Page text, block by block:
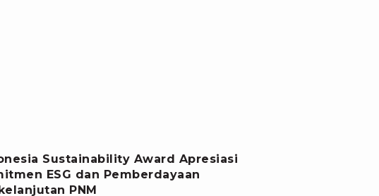
Sustainability Award Apresiasi
ESG dan Pemberdayaan
PNM